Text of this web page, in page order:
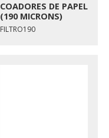
COADORES DE PAPEL
(190 MICRONS)
FILTRO190